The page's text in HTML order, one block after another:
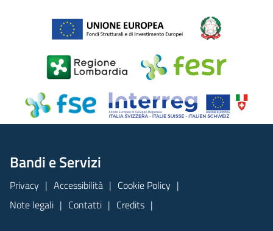
Bandi e Servizi
Privacy Accessibilità
Cookie Policy
Note legali
Contatti Credits